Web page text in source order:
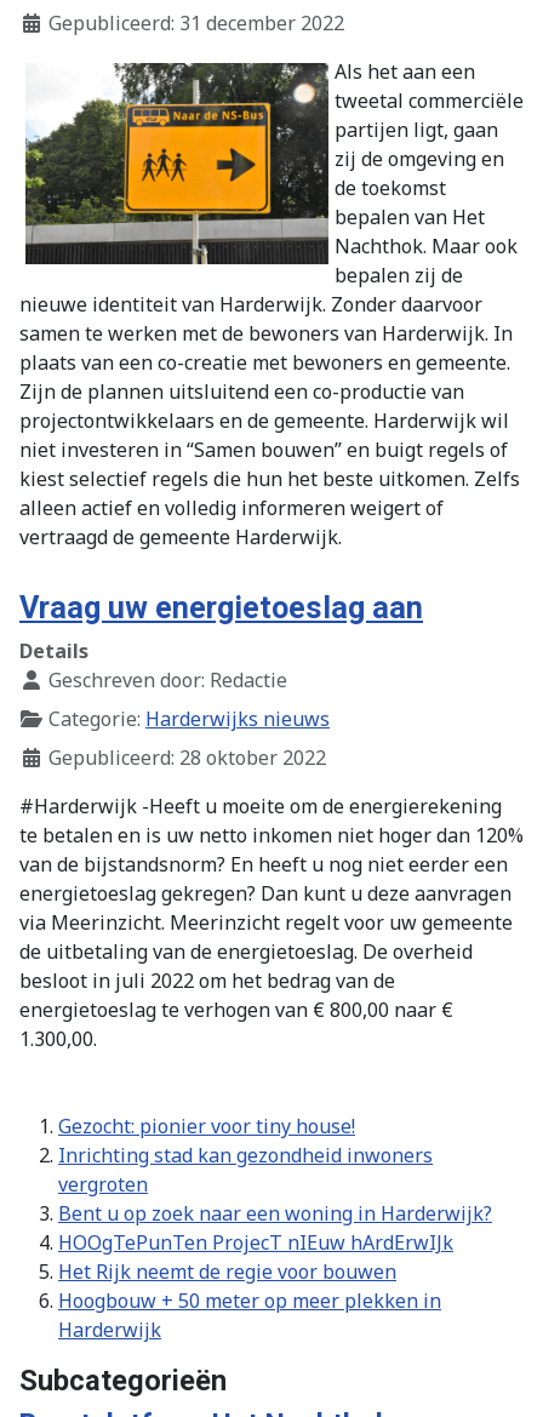
Gepubliceerd: 31 december 2022
Als het aan een
tweetal commerciële
partijen ligt, gaan
zij de omgeving en
de toekomst
bepalen van Het
Nachthok. Maar ook
bepalen zij de
nieuwe identiteit van Harderwijk. Zonder daarvoor
samen te werken met de bewoners van Harderwijk. In
plaats van een co-creatie met bewoners en gemeente.
Zijn de plannen uitsluitend een co-productie van
projectontwikkelaars en de gemeente. Harderwijk wil
niet investeren in “Samen bouwen” en buigt regels of
kiest selectief regels die hun het beste uitkomen. Zelfs
alleen actief en volledig informeren weigert of
vertraagd de gemeente Harderwijk.
Vraag uw energietoeslag aan
Details
Geschreven door: Redactie
Categorie: Harderwijks nieuws
Gepubliceerd: 28 oktober 2022
#Harderwijk -Heeft u moeite om de energierekening
te betalen en is uw netto inkomen niet hoger dan 120%
van de bijstandsnorm? En heeft u nog niet eerder een
energietoeslag gekregen? Dan kunt u deze aanvragen
via Meerinzicht. Meerinzicht regelt voor uw gemeente
de uitbetaling van de energietoeslag. De overheid
besloot in juli 2022 om het bedrag van de
energietoeslag te verhogen van € 800,00 naar €
1.300,00.
Gezocht: pionier voor tiny house!
Inrichting stad kan gezondheid inwoners
vergroten
Bent u op zoek naar een woning in Harderwijk?
HOOgTePunTen ProjecT nIEuw hArdErwIJk
Het Rijk neemt de regie voor bouwen
Hoogbouw + 50 meter op meer plekken in
Harderwijk
Subcategorieën